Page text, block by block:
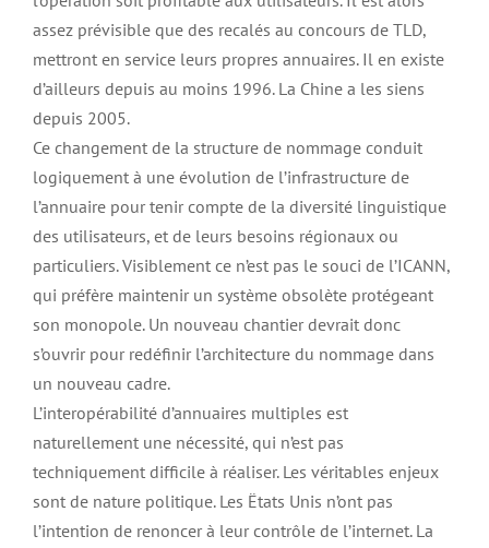
assez prévisible que des recalés au concours de TLD,
mettront en service leurs propres annuaires. Il en existe
d’ailleurs depuis au moins 1996. La Chine a les siens
depuis 2005.
Ce changement de la structure de nommage conduit
logiquement à une évolution de l’infrastructure de
l’annuaire pour tenir compte de la diversité linguistique
des utilisateurs, et de leurs besoins régionaux ou
particuliers. Visiblement ce n’est pas le souci de l’ICANN,
qui préfère maintenir un système obsolète protégeant
son monopole. Un nouveau chantier devrait donc
s’ouvrir pour redéfinir l’architecture du nommage dans
un nouveau cadre.
L’interopérabilité d’annuaires multiples est
naturellement une nécessité, qui n’est pas
techniquement difficile à réaliser. Les véritables enjeux
sont de nature politique. Les Ëtats Unis n’ont pas
l’intention de renoncer à leur contrôle de l’internet. La